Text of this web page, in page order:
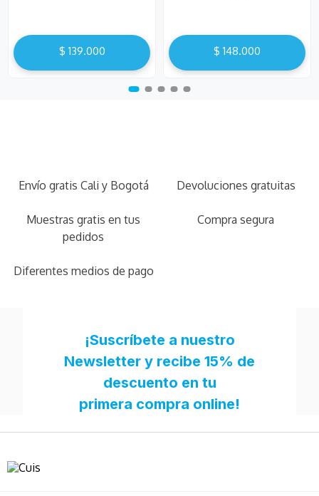
$ 139.000 $ 148.000
Envío gratis Cali y Bogotá Devoluciones gratuitas
Muestras gratis en tus
pedidos
Compra segura
Diferentes medios de pago